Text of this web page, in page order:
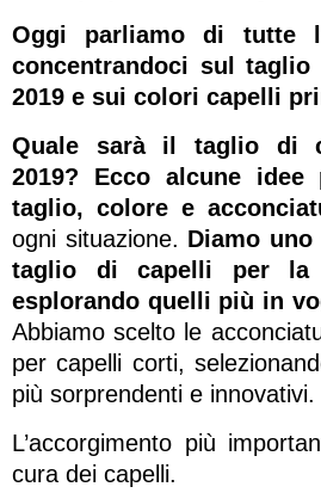
Oggi parliamo di tutte
concentrandoci sul taglio
2019 e sui colori capelli
Quale sarà il taglio di
2019? Ecco alcune
taglio, colore e
ogni situazione. Diamo
taglio di capelli per la
esplorando quelli più in
Abbiamo scelto le
per capelli corti,
più sorprendenti e innovativi.
L’accorgimento più
cura dei capelli.